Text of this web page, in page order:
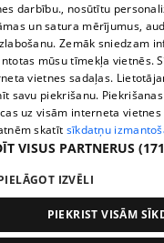
TВ-программа
Условия договора
360 Ziņu kontakti
Helio Media
Служба помощи
All rights reserved.
darbību., nosūtītu
un satura mērījumus,
Zemāk sniedzam
mūsu tīmekļa vietnēs.
vietnes sadaļas.
savu piekrišanu.
uz visām interneta
skatīt sīkdatņu
VISUS PARTNERUS
IZVĒLI
PIEKRIST VISĀM